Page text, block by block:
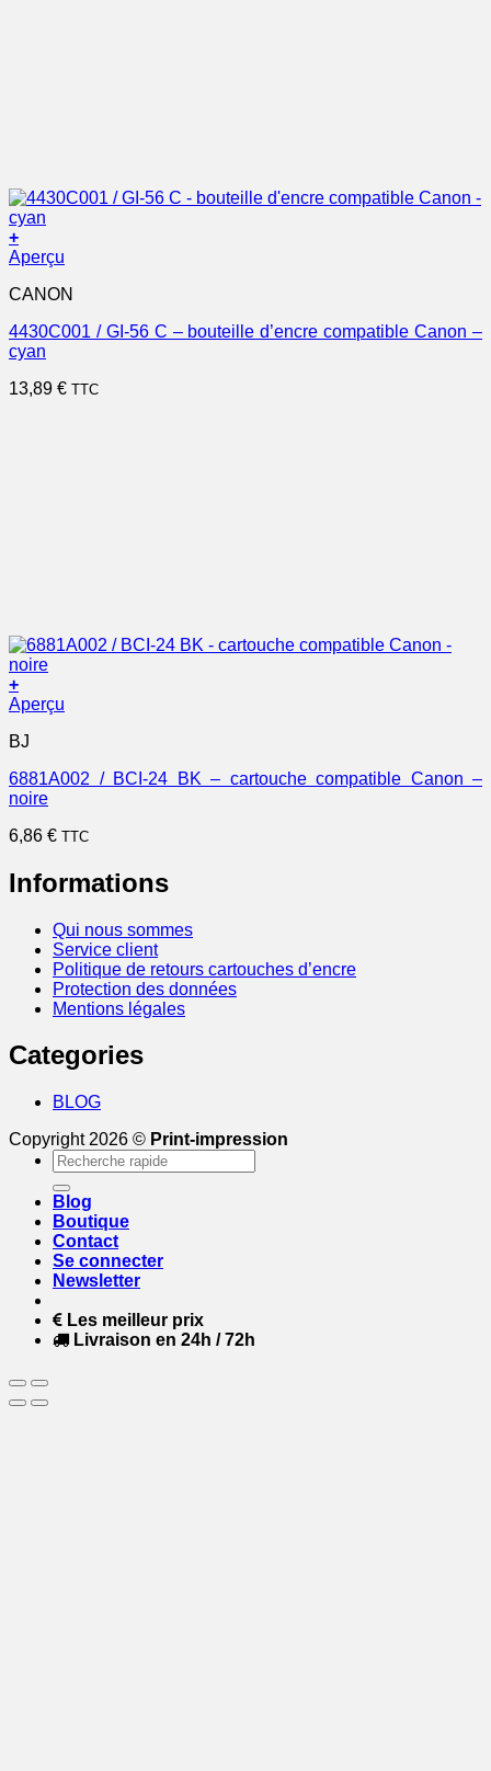
+
Aperçu
CANON
4430C001 / GI-56 C – bouteille d’encre compatible Canon –
cyan
13,89 € TTC
+
Aperçu
BJ
6881A002 / BCI-24 BK – cartouche compatible Canon –
noire
6,86 € TTC
Informations
Qui nous sommes
Service client
Politique de retours cartouches d’encre
Protection des données
Mentions légales
Categories
BLOG
Copyright 2026 © Print-impression
Recherche
pour :
Blog
Boutique
Contact
Se connecter
Newsletter
Les meilleur prix
Livraison en 24h / 72h